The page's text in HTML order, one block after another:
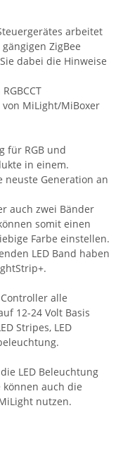
arbeitet
ZigBee
dabei die Hinweise
MiLight/MiBoxer
für RGB und
in einem.
neuste Generation an
auch zwei Bänder
somit einen
Farbe einstellen.
LED Band haben
alle
12-24 Volt Basis
Stripes, LED
LED Beleuchtung
können auch die
nutzen.